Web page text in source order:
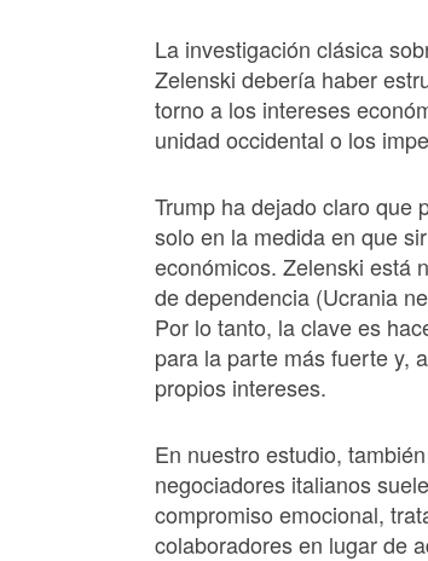
La investigación clásica
Zelenski debería haber
torno a los intereses
unidad occidental o los
Trump ha dejado claro que
solo en la medida en que
económicos. Zelenski está
de dependencia (Ucrania
Por lo tanto, la clave es
para la parte más fuerte y,
propios intereses.
En nuestro estudio,
negociadores italianos
compromiso emocional,
colaboradores en lugar de